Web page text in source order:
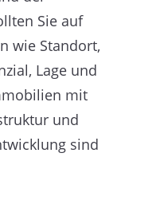
Sie auf
wie Standort,
Lage und
mit
und
sind